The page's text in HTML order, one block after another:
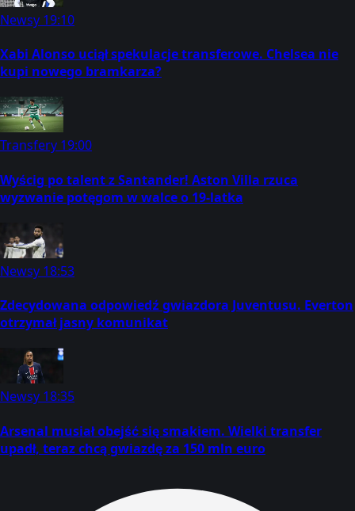
Newsy 19:10
Xabi Alonso uciął spekulacje transferowe. Chelsea nie
kupi nowego bramkarza?
Transfery 19:00
Wyścig po talent z Santander! Aston Villa rzuca
wyzwanie potęgom w walce o 19-latka
Newsy 18:53
Zdecydowana odpowiedź gwiazdora Juventusu. Everton
otrzymał jasny komunikat
Newsy 18:35
Arsenal musiał obejść się smakiem. Wielki transfer
upadł, teraz chcą gwiazdę za 150 mln euro